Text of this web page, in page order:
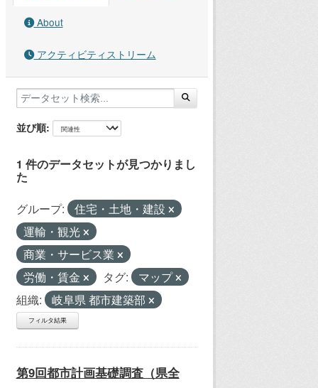
About
アクティビティストリーム
並び順
1 件のデータセットが見つかりまし
た
グループ:
住宅・土地・建設
運輸・観光
商業・サービス業
労働・賃金
タグ:
マップ
組織:
岐阜県 都市建築部
フィルタ結果
第9回都市計画基礎調査（県全